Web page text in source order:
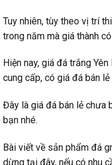
Tuy nhiên, tùy theo vị trí
trong năm mà giá thành
Hiện nay, giá đá trắng
cung cấp, có giá đá bán
Đây là giá đá bán lẻ chưa
bạn nhé.
Bài viết về sản phẩm đá
dừng tại đây, nếu có nhu